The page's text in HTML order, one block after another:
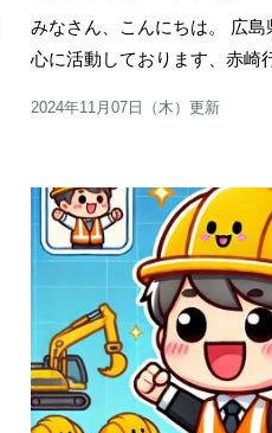
みなさん、こんにちは。 広
心に活動しております、赤崎
2024年11月07日（木）更新